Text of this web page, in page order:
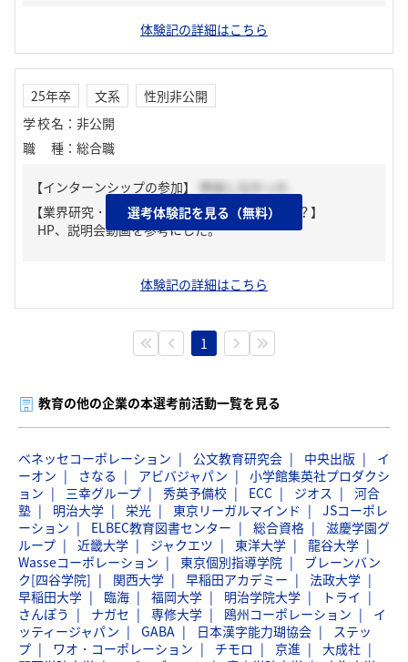
体験記の詳細はこちら
25年卒 文系
性別非公開
学校名 ： 非公開
職種 ： 総合職
【インターンシップの参加】
参加しなかった
【業界研究・企業研究はどんな風にしましたか？】
HP、説明会動画を参考にした。
選考体験記を見る（無料）
体験記の詳細はこちら
1
教育の他の企業の本選考前活動一覧を見る
ベネッセコーポレーション 公文教育研究会 中央出版
イ
ーオン
さなる アビバジャパン
小学館集英社プロダクシ
ョン
三幸グループ 秀英予備校 ECC ジオス
河合
塾
明治大学 栄光 東京リーガルマインド
JSコーポレ
ーション
ELBEC教育図書センター 総合資格
滋慶学園グ
ループ
近畿大学 ジャクエツ 東洋大学
龍谷大学
Wasseコーポレーション
東京個別指導学院
ブレーンバン
ク[四谷学院]
関西大学 早稲田アカデミー
法政大学
早稲田大学
臨海 福岡大学 明治学院大学
トライ
さんぽう
ナガセ 専修大学 鴎州コーポレーション
イ
ッティージャパン
GABA 日本漢字能力瑚協会
ステッ
プ
ワオ・コーポレーション チモロ 京進
大成社